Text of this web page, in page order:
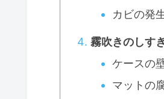
カビの発
霧吹きのしす
ケースの
マットの